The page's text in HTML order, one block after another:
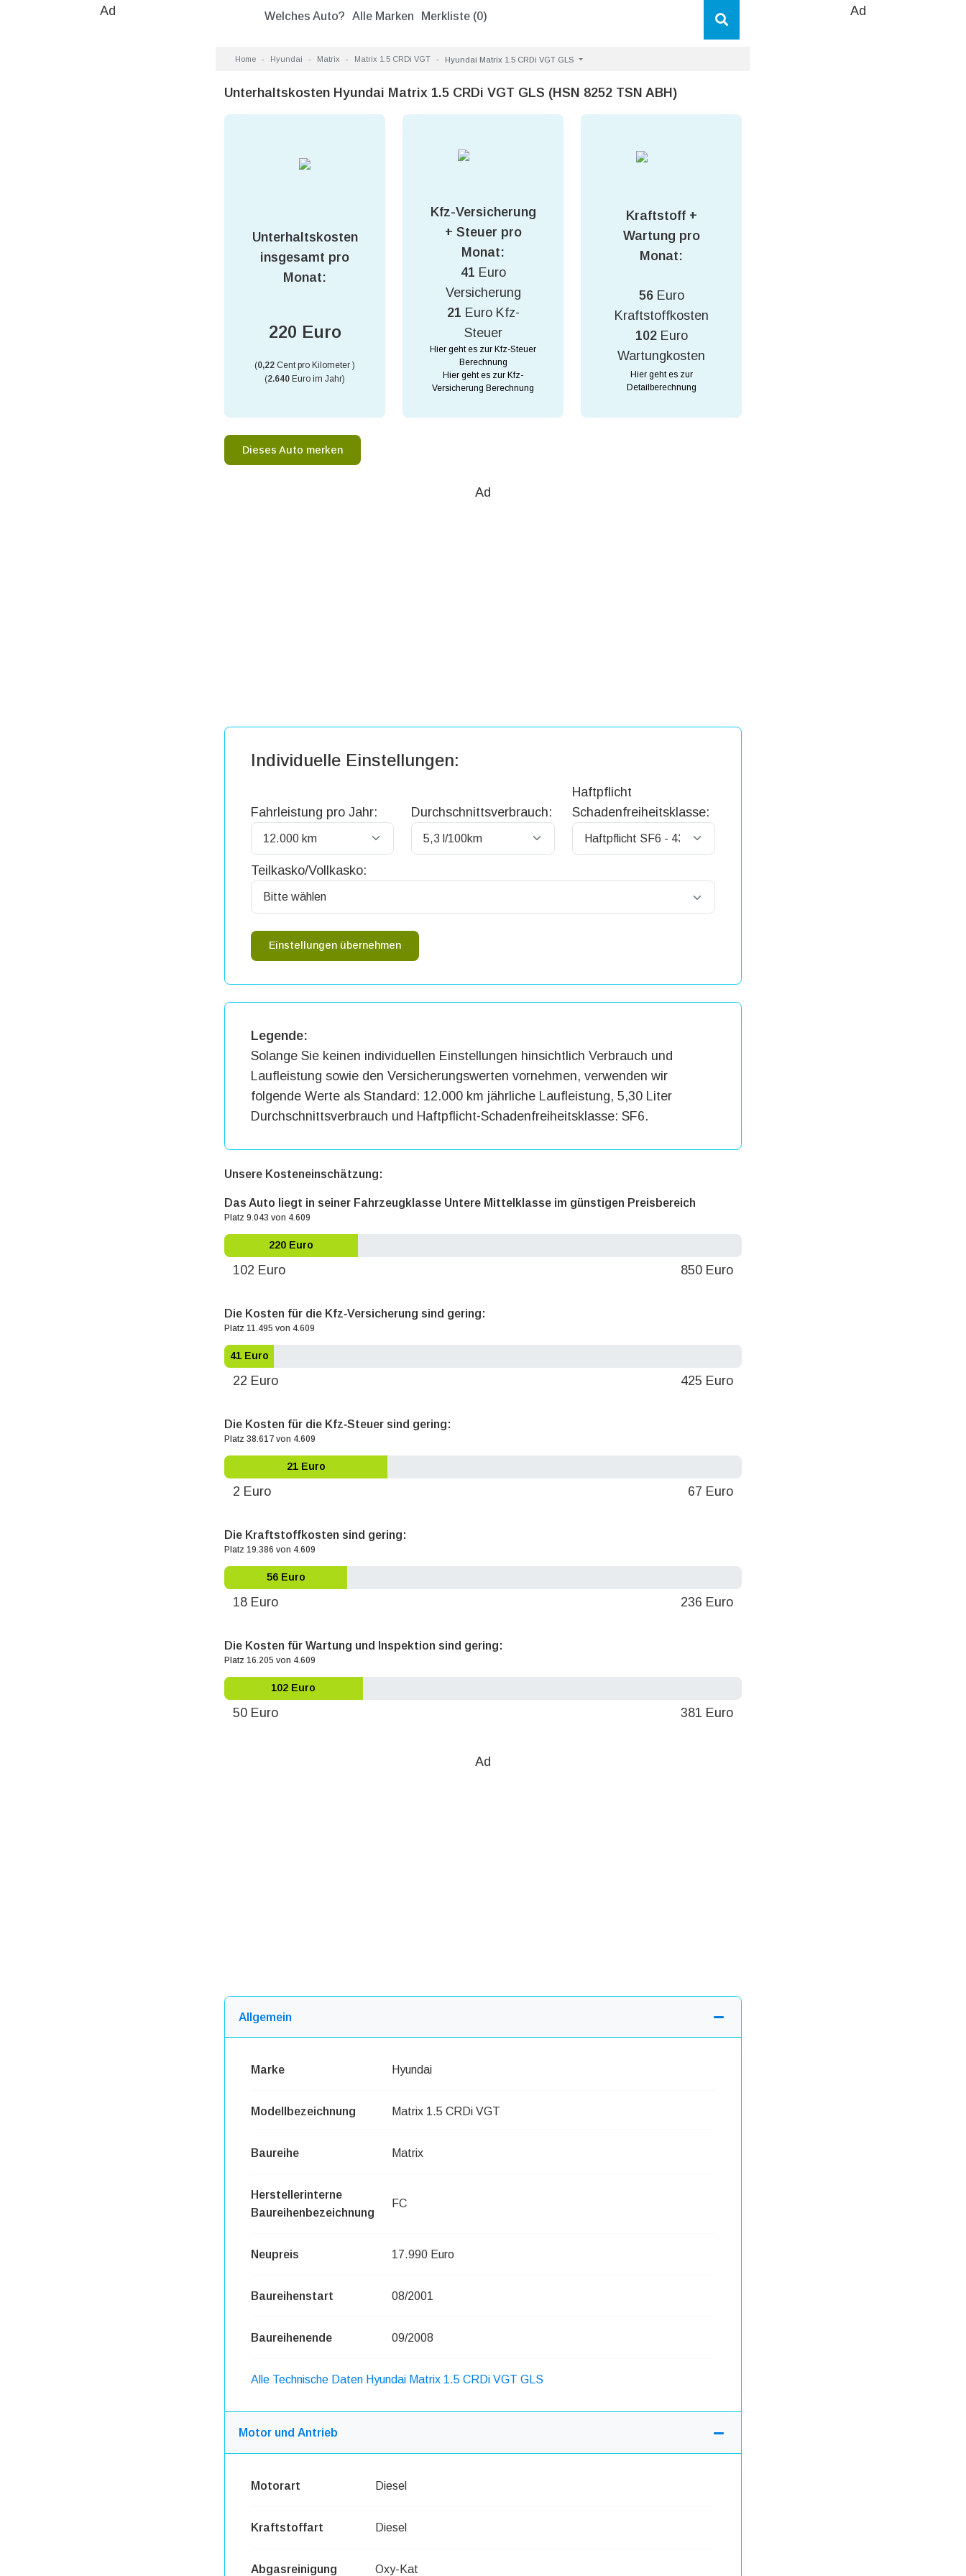
Welches Auto? Alle Marken Merkliste (0)
Ad Ad
Home Hyundai Matrix Matrix 1.5 CRDi VGT Hyundai Matrix 1.5 CRDi VGT GLS
Unterhaltskosten Hyundai Matrix 1.5 CRDi VGT GLS (HSN 8252 TSN ABH)
Unterhaltskosten
insgesamt pro
Monat:
220 Euro
(0,22 Cent pro Kilometer )
(2.640 Euro im Jahr)
Kfz-Versicherung
+ Steuer pro
Monat:
41 Euro
Versicherung
21 Euro Kfz-
Steuer
Hier geht es zur Kfz-Steuer
Berechnung
Hier geht es zur Kfz-
Versicherung Berechnung
Kraftstoff +
Wartung pro
Monat:
56 Euro
Kraftstoffkosten
102 Euro
Wartungkosten
Hier geht es zur
Detailberechnung
Dieses Auto merken
Ad
Individuelle Einstellungen:
Fahrleistung pro Jahr: Durchschnittsverbrauch:
Haftpflicht
Schadenfreiheitsklasse:
Teilkasko/Vollkasko:
Einstellungen übernehmen
Legende:
Solange Sie keinen individuellen Einstellungen hinsichtlich Verbrauch und
Laufleistung sowie den Versicherungswerten vornehmen, verwenden wir
folgende Werte als Standard: 12.000 km jährliche Laufleistung, 5,30 Liter
Durchschnittsverbrauch und Haftpflicht-Schadenfreiheitsklasse: SF6.
Unsere Kosteneinschätzung:
Das Auto liegt in seiner Fahrzeugklasse Untere Mittelklasse im günstigen Preisbereich
Platz 9.043 von 4.609
220 Euro
102 Euro 850 Euro
Die Kosten für die Kfz‐Versicherung sind gering:
Platz 11.495 von 4.609
41 Euro
22 Euro 425 Euro
Die Kosten für die Kfz‐Steuer sind gering:
Platz 38.617 von 4.609
21 Euro
2 Euro 67 Euro
Die Kraftstoffkosten sind gering:
Platz 19.386 von 4.609
56 Euro
18 Euro 236 Euro
Die Kosten für Wartung und Inspektion sind gering:
Platz 16.205 von 4.609
102 Euro
50 Euro 381 Euro
Ad
Allgemein
Marke Hyundai
Modellbezeichnung Matrix 1.5 CRDi VGT
Baureihe Matrix
Herstellerinterne
Baureihenbezeichnung
FC
Neupreis 17.990 Euro
Baureihenstart 08/2001
Baureihenende 09/2008
Alle Technische Daten Hyundai Matrix 1.5 CRDi VGT GLS
Motor und Antrieb
Motorart Diesel
Kraftstoffart Diesel
Abgasreinigung Oxy-Kat